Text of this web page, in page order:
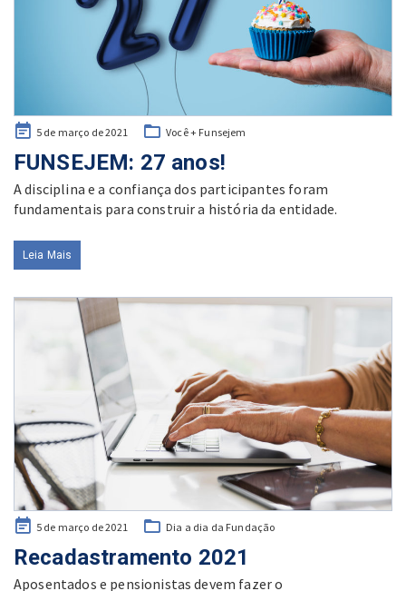
Posted
5 de março de 2021 Você + Funsejem
FUNSEJEM: 27 anos!
A disciplina e a confiança dos participantes foram
fundamentais para construir a história da entidade.
Leia Mais
Posted
5 de março de 2021 Dia a dia da Fundação
Recadastramento 2021
Aposentados e pensionistas devem fazer o